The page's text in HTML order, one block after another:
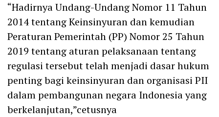
“Hadirnya Undang-Undang Nomor 11 Tahun
2014 tentang Keinsinyuran dan kemudian
Peraturan Pemerintah (PP) Nomor 25 Tahun
2019 tentang aturan pelaksanaan tentang
regulasi tersebut telah menjadi dasar hukum
penting bagi keinsinyuran dan organisasi PII
dalam pembangunan negara Indonesia yang
berkelanjutan,”cetusnya